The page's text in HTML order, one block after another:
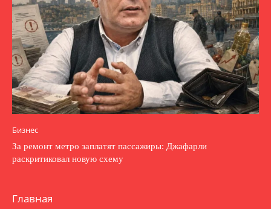
Бизнес
За ремонт метро заплатят пассажиры: Джафарли
раскритиковал новую схему
Главная